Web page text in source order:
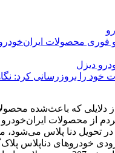
و فوری محصولات
را بروزرسانی کرد: نگاهی
محصولات این شرکت خصوصاً دنا
در طرح فروش سامانه یکپارچه اسفند 1401
تحویل دنا پلاس می‌شود،
خودروهای دناپلاس